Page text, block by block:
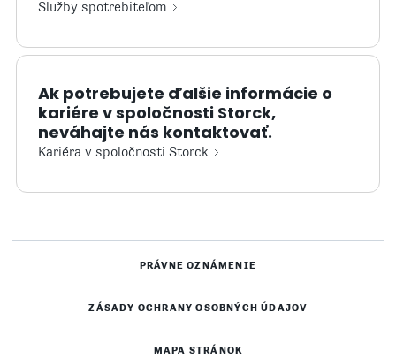
Služby spotrebiteľom
Ak potrebujete ďalšie informácie o
kariére v spoločnosti Storck,
neváhajte nás kontaktovať.
Kariéra v spoločnosti Storck
PRÁVNE OZNÁMENIE
ZÁSADY OCHRANY OSOBNÝCH ÚDAJOV
MAPA STRÁNOK